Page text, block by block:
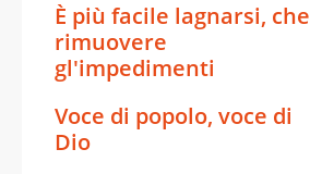
È più facile lagnarsi, che
rimuovere
gl'impedimenti
Voce di popolo, voce di
Dio